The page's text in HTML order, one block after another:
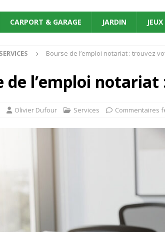
CARPORT & GARAGE JARDIN
SERVICES Bourse de l’emploi notariat : trouvez
de l’emploi
Olivier Dufour Services Commentaires